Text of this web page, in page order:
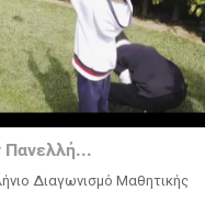
Πανελλή...
Διαγωνισμό Μαθητικής